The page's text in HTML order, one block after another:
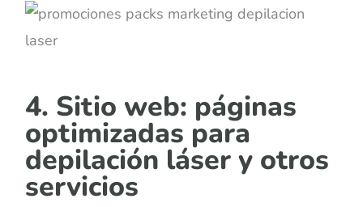
4. Sitio web: páginas
optimizadas para
depilación láser y otros
servicios